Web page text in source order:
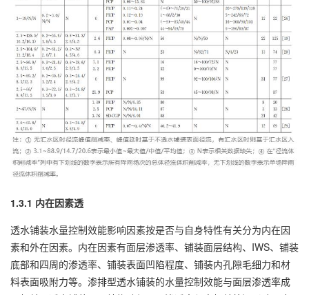
1.3.1 内在因素透
透水铺装水量控制效能影响因素按是否与自身特性有关分为内在因
素和外在因素。内在因素有面层渗透率、铺装面层结构、IWS、铺装
底部和四周的渗透率、铺装表面凹陷程度、铺装内孔隙毛细力和材
料表面吸附力等。渗排型透水铺装的水量控制效能与面层渗透率成